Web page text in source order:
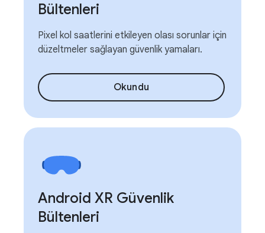
Bültenleri
Pixel kol saatlerini etkileyen olası sorunlar için
düzeltmeler sağlayan güvenlik yamaları.
Okundu
Android XR Güvenlik
Bültenleri